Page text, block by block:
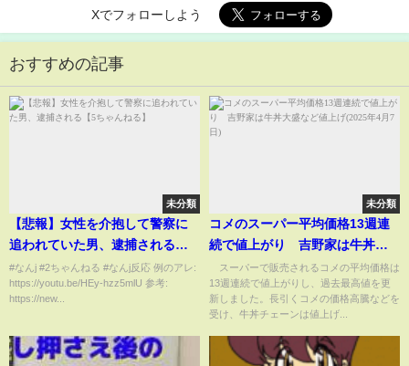
Xでフォローしよう
おすすめの記事
未分類
【悲報】女性を介抱して警察に
追われていた男、逮捕される【5
ちゃんねる】
#なんj #2ちゃんねる #なんj反応 例のアレ:
https://youtu.be/HEy-hzz5mlU 参考:
https://new...
未分類
コメのスーパー平均価格13週連
続で値上がり 吉野家は牛丼大
盛など値上げ(2025年4月7日)
スーパーで販売されるコメの平均価格は
13週連続で値上がりし、過去最高値を更
新しました。長引くコメの価格高騰などを
受け、牛丼チェーンは値上げ...